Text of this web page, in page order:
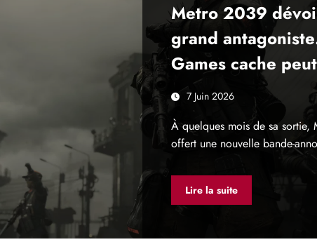
Metro 2039
grand
Games cache
encore son
7 Juin 2026
À quelques mois de sa sortie,
offert une nouvelle bande-
Lire la suite